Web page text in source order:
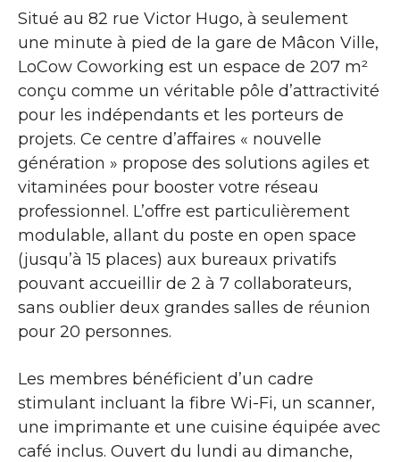
Situé au 82 rue Victor Hugo, à seulement
une minute à pied de la gare de Mâcon Ville,
LoCow Coworking est un espace de 207 m²
conçu comme un véritable pôle d’attractivité
pour les indépendants et les porteurs de
projets. Ce centre d’affaires « nouvelle
génération » propose des solutions agiles et
vitaminées pour booster votre réseau
professionnel. L’offre est particulièrement
modulable, allant du poste en open space
(jusqu’à 15 places) aux bureaux privatifs
pouvant accueillir de 2 à 7 collaborateurs,
sans oublier deux grandes salles de réunion
pour 20 personnes.
Les membres bénéficient d’un cadre
stimulant incluant la fibre Wi-Fi, un scanner,
une imprimante et une cuisine équipée avec
café inclus. Ouvert du lundi au dimanche,